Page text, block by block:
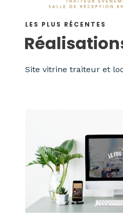
LES PLUS RÉCENTES
Site vitrine traiteur et